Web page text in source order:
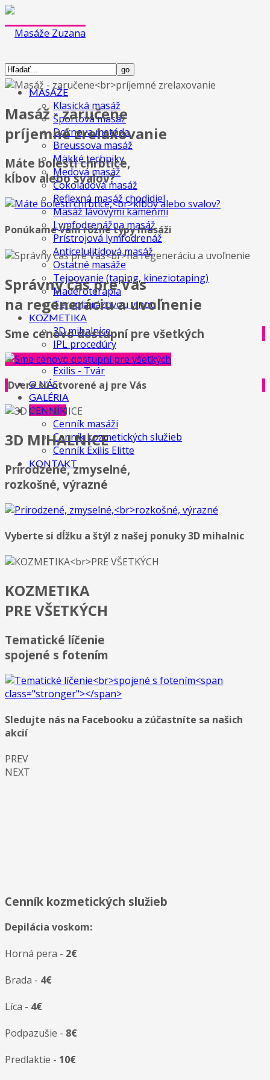
MASÁŽE
Klasická masáž
Športová masáž
Dornova metóda
Breussova masáž
Mäkké techniky
Medová masáž
Čokoládová masáž
Reflexná masáž chodidiel
Masáž lávovými kameňmi
Lymfodrenážna masáž
Prístrojová lymfodrenáž
Anticelulitídová masáž
Ostatné masáže
Tejpovanie (taping, kineziotaping)
Maderoterapia
Terapia rázovou vlnou
KOZMETIKA
3D mihalnice
IPL procedúry
Exilis - Telo
Exilis - Tvár
O NÁS
GALÉRIA
CENNÍK
Cenník masáži
Cenník kozmetických služieb
Cenník Exilis Elitte
KONTAKT
Masáž - zaručene
príjemné zrelaxovanie
Máte bolesti chrbtice,
kĺbov alebo svalov?
Ponúkame Vám rôzne typy masáži
Správny čas pre Vás
na regeneráciu a uvoľnenie
Sme cenovo dostupní pre všetkých
Dvere sú otvorené aj pre Vás
3D MIHALNICE
Prirodzené, zmyselné,
rozkošné, výrazné
Vyberte si dĺžku a štýl z našej ponuky 3D mihalnic
KOZMETIKA
PRE VŠETKÝCH
Tematické líčenie
spojené s fotením
Sledujte nás na Facebooku a zúčastníte sa našich
akcií
PREV
NEXT
Cenník kozmetických služieb
Depilácia voskom:
Horná pera - 2€
Brada - 4€
Líca - 4€
Podpazušie - 8€
Predlaktie - 10€